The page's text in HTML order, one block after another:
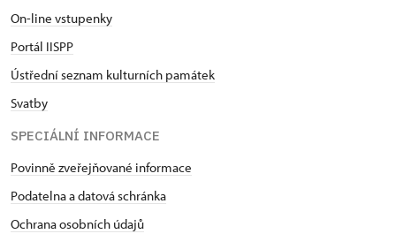
On-line vstupenky
Portál IISPP
Ústřední seznam kulturních památek
Svatby
SPECIÁLNÍ INFORMACE
Povinně zveřejňované informace
Podatelna a datová schránka
Ochrana osobních údajů